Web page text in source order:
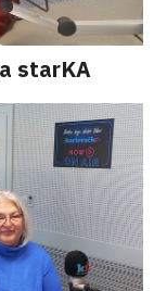
starKA